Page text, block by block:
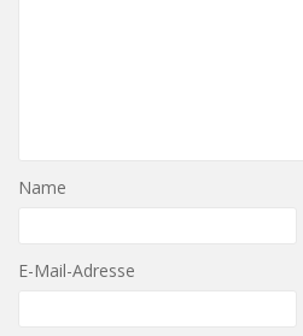
Name
E-Mail-Adresse